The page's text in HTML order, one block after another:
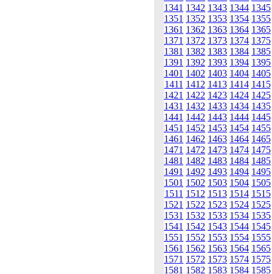
1341 1342 1343 1344 1345
1351 1352 1353 1354 1355
1361 1362 1363 1364 1365
1371 1372 1373 1374 1375
1381 1382 1383 1384 1385
1391 1392 1393 1394 1395
1401 1402 1403 1404 1405
1411 1412 1413 1414 1415
1421 1422 1423 1424 1425
1431 1432 1433 1434 1435
1441 1442 1443 1444 1445
1451 1452 1453 1454 1455
1461 1462 1463 1464 1465
1471 1472 1473 1474 1475
1481 1482 1483 1484 1485
1491 1492 1493 1494 1495
1501 1502 1503 1504 1505
1511 1512 1513 1514 1515
1521 1522 1523 1524 1525
1531 1532 1533 1534 1535
1541 1542 1543 1544 1545
1551 1552 1553 1554 1555
1561 1562 1563 1564 1565
1571 1572 1573 1574 1575
1581 1582 1583 1584 1585